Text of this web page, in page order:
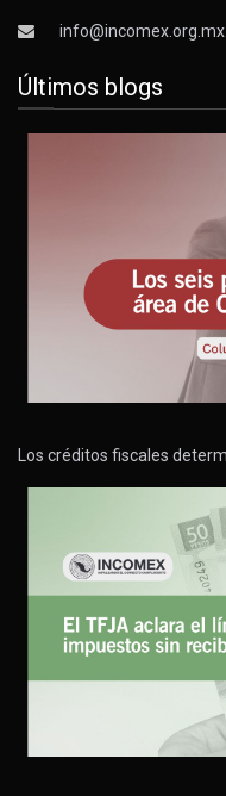
info@incomex.org.mx
Últimos blogs
Los créditos fiscales